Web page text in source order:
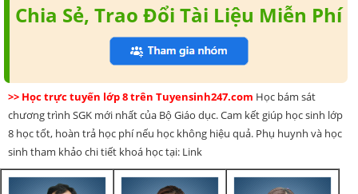
Chia Sẻ, Trao Đổi Tài Liệu Miễn Phí
>> Học trực tuyến lớp 8 trên Tuyensinh247.com Học bám sát
chương trình SGK mới nhất của Bộ Giáo dục. Cam kết giúp học sinh lớp
8 học tốt, hoàn trả học phí nếu học không hiệu quả. Phụ huynh và học
sinh tham khảo chi tiết khoá học tại: Link